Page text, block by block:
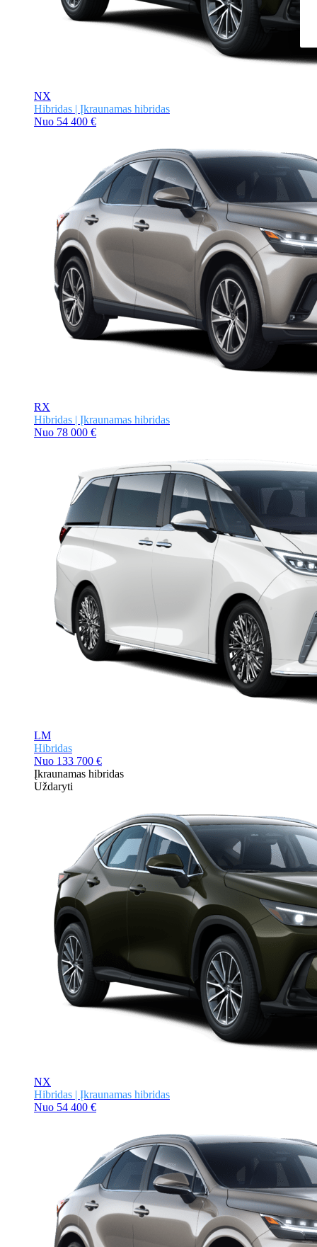
NX
Hibridas | Įkraunamas hibridas
Nuo 54 400 €
RX
Hibridas | Įkraunamas hibridas
Nuo 78 000 €
LM
Hibridas
Nuo 133 700 €
Įkraunamas hibridas
Uždaryti
NX
Hibridas | Įkraunamas hibridas
Nuo 54 400 €